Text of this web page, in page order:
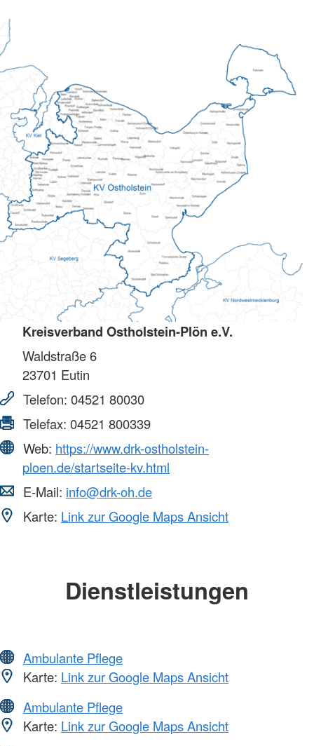
Kreisverband Ostholstein-Plön e.V.
Waldstraße 6
23701 Eutin
Telefon: 04521 80030
Telefax: 04521 800339
Web: https://www.drk-ostholstein-
ploen.de/startseite-kv.html
E-Mail: info@drk-oh.de
Karte: Link zur Google Maps Ansicht
Dienstleistungen
Ambulante Pflege
Karte: Link zur Google Maps Ansicht
Ambulante Pflege
Karte: Link zur Google Maps Ansicht